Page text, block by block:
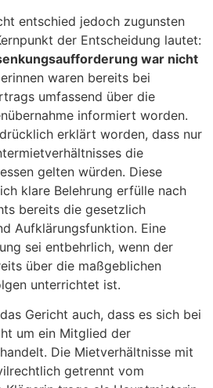
entschied jedoch zugunsten
der Entscheidung lautet:
war nicht
waren bereits bei
umfassend über die
informiert worden.
erklärt worden, dass nur
die
gelten würden. Diese
klare Belehrung erfülle nach
bereits die gesetzlich
Aufklärungsfunktion. Eine
sei entbehrlich, wenn der
über die maßgeblichen
unterrichtet ist.
Gericht auch, dass es sich bei
um ein Mitglied der
Die Mietverhältnisse mit
getrennt vom